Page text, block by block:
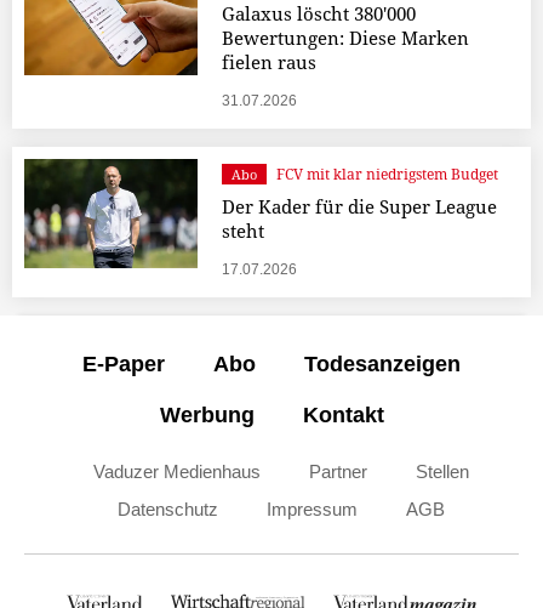
Galaxus löscht 380'000
Bewertungen: Diese Marken
fielen raus
31.07.2026
Abo FCV mit klar niedrigstem Budget
Der Kader für die Super League
steht
17.07.2026
E-Paper Abo Todesanzeigen
Werbung Kontakt
Vaduzer Medienhaus Partner
Stellen
Datenschutz
Impressum AGB